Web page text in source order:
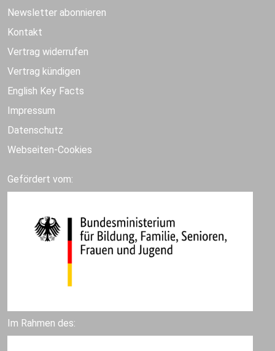
Newsletter abonnieren
Kontakt
Vertrag widerrufen
Vertrag kündigen
English Key Facts
Impressum
Datenschutz
Webseiten-Cookies
Gefördert vom:
Im Rahmen des: